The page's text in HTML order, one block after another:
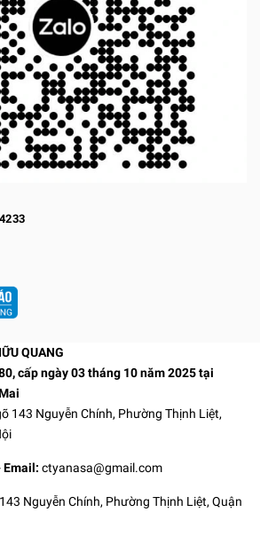
QUANG
cấp ngày 03 tháng 10 năm 2025 tại
143 Nguyễn Chính, Phường Thịnh Liệt,
Email: ctyanasa@gmail.com
Nguyễn Chính, Phường Thịnh Liệt, Quận